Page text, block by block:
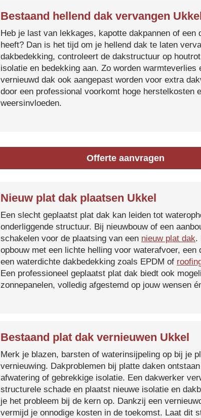
Bestaand hellend dak vervangen
Heb je last van lekkages, kapotte dakpannen of
heeft? Dan is het tijd om je hellend dak te laten
dakbedekking, controleert de dakstructuur op
isolatie en bedekking aan. Zo worden
vernieuwd dak ook aangepast worden voor extra
door een professional voorkomt hoge herstelkosten
weersinvloeden.
Offerte aanvragen
Nieuw plat dak plaatsen Ukkel
Een slecht geplaatst plat dak kan leiden tot
onderliggende structuur. Bij nieuwbouw of een
schakelen voor de plaatsing van een nieuw plat dak.
opbouw met een lichte helling voor waterafvoer, een
een waterdichte dakbedekking zoals EPDM of
Een professioneel geplaatst plat dak biedt ook
zonnepanelen, volledig afgestemd op jouw wensen
Bestaand plat dak vernieuwen Ukkel
Merk je blazen, barsten of waterinsijpeling op bij je
vernieuwing. Dakproblemen bij platte daken
afwatering of gebrekkige isolatie. Een dakwerker
structurele schade en plaatst nieuwe isolatie en
je het probleem bij de kern op. Dankzij een
vermijd je onnodige kosten in de toekomst. Laat dit